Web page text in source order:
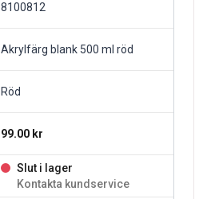
8100812
Akrylfärg blank 500 ml röd
Röd
99.00 kr
Slut i lager
Kontakta kundservice